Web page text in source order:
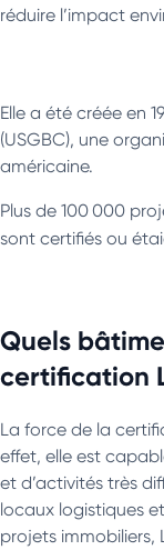
réduire l’impact
Elle a été créée en
(USGBC), une
américaine.
Plus de 100 000
sont certifiés ou
Quels
certification
La force de la
effet, elle est
et d’activités très
locaux logistiques
projets immobiliers,